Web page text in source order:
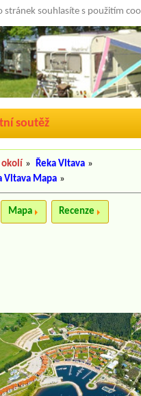
souhlasíte s použitím
soutěž
okolí » Řeka Vltava »
Vltava Mapa »
Mapa Recenze